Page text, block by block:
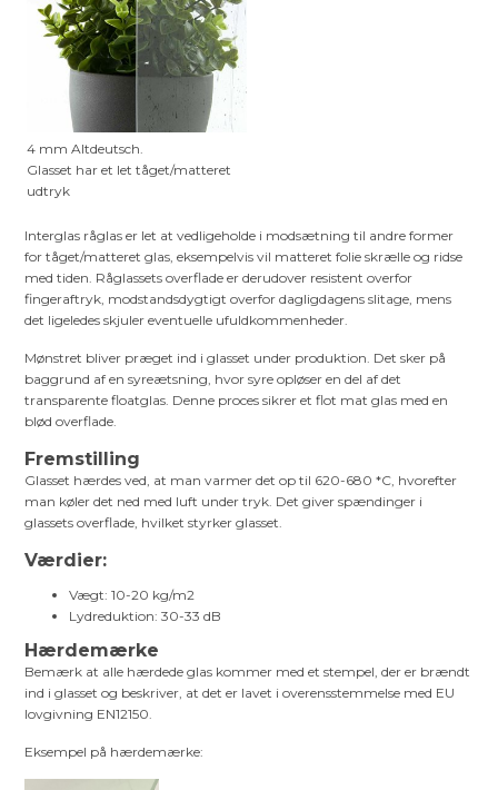
4 mm Altdeutsch.
Glasset har et let tåget/matteret
udtryk
Interglas råglas er let at vedligeholde i modsætning til andre former
for tåget/matteret glas, eksempelvis vil matteret folie skrælle og ridse
med tiden. Råglassets overflade er derudover resistent overfor
fingeraftryk, modstandsdygtigt overfor dagligdagens slitage, mens
det ligeledes skjuler eventuelle ufuldkommenheder.
Mønstret bliver præget ind i glasset under produktion. Det sker på
baggrund af en syreætsning, hvor syre opløser en del af det
transparente floatglas. Denne proces sikrer et flot mat glas med en
blød overflade.
Fremstilling
Glasset hærdes ved, at man varmer det op til 620-680 *C, hvorefter
man køler det ned med luft under tryk. Det giver spændinger i
glassets overflade, hvilket styrker glasset.
Værdier:
Vægt: 10-20 kg/m2
Lydreduktion: 30-33 dB
Hærdemærke
Bemærk at alle hærdede glas kommer med et stempel, der er brændt
ind i glasset og beskriver, at det er lavet i overensstemmelse med EU
lovgivning EN12150.
Eksempel på hærdemærke: